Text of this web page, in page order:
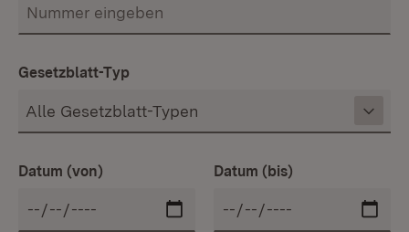
Gesetzblatt-Typ
Datum (von) Datum (bis)